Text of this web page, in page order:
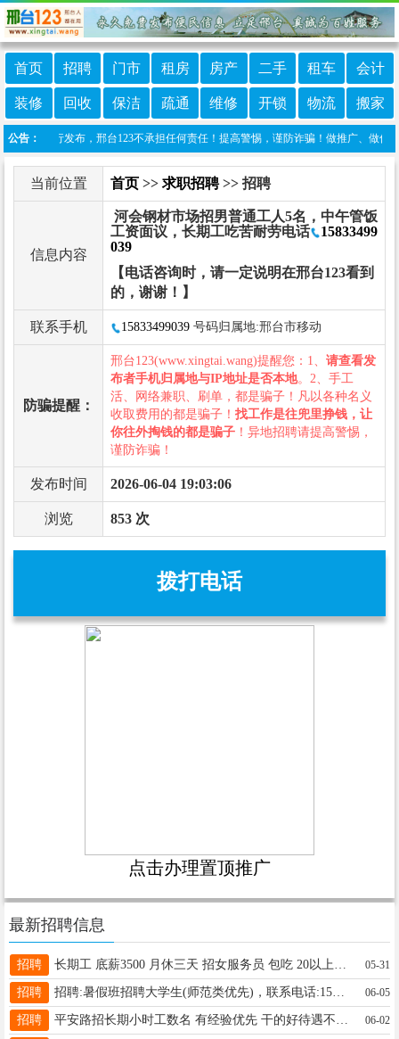
首页 招聘 门市 租房 房产 二手 租车 会计
装修 回收 保洁 疏通 维修 开锁 物流 搬家
公告：
网友自行发布，邢台123不承担任何责任！提高警惕，谨防诈骗！做推广、做信息
当前位置 首页 >> 求职招聘>> 招聘
信息内容
河会钢材市场招男普通工人5名，中午管饭
工资面议，长期工吃苦耐劳电话
15833499
039
【电话咨询时，请一定说明在邢台123看到
的，谢谢！】
联系手机 15833499039 号码归属地:邢台市移动
防骗提醒：
邢台123(www.xingtai.wang)提醒您：1、 请查看发
布者手机归属地与IP地址是否本地。2、手工
活、网络兼职、刷单，都是骗子！凡以各种名义
收取费用的都是骗子！ 找工作是往兜里挣钱，让
你往外掏钱的都是骗子 ！异地招聘请提高警惕，
谨防诈骗！
发布时间 2026-06-04 19:03:06
浏览 853 次
拨打电话
点击办理置顶推广
最新招聘信息
招聘 05-31
招聘 招聘:暑假班招聘大学生(师范类优先)，联系电话:15200157878 06-05
招聘 06-02